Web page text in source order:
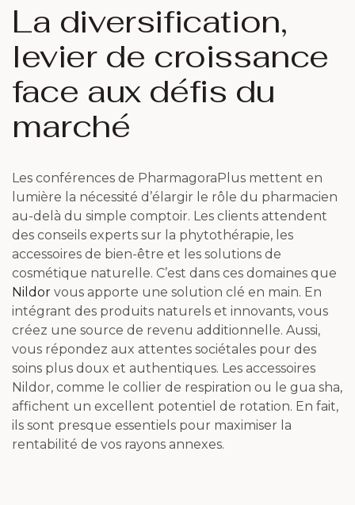
La diversification,
levier de croissance
face aux défis du
marché
Les conférences de PharmagoraPlus mettent en
lumière la nécessité d’élargir le rôle du pharmacien
au-delà du simple comptoir. Les clients attendent
des conseils experts sur la phytothérapie, les
accessoires de bien-être et les solutions de
cosmétique naturelle. C’est dans ces domaines que
Nildor vous apporte une solution clé en main. En
intégrant des produits naturels et innovants, vous
créez une source de revenu additionnelle. Aussi,
vous répondez aux attentes sociétales pour des
soins plus doux et authentiques. Les accessoires
Nildor, comme le collier de respiration ou le gua sha,
affichent un excellent potentiel de rotation. En fait,
ils sont presque essentiels pour maximiser la
rentabilité de vos rayons annexes.